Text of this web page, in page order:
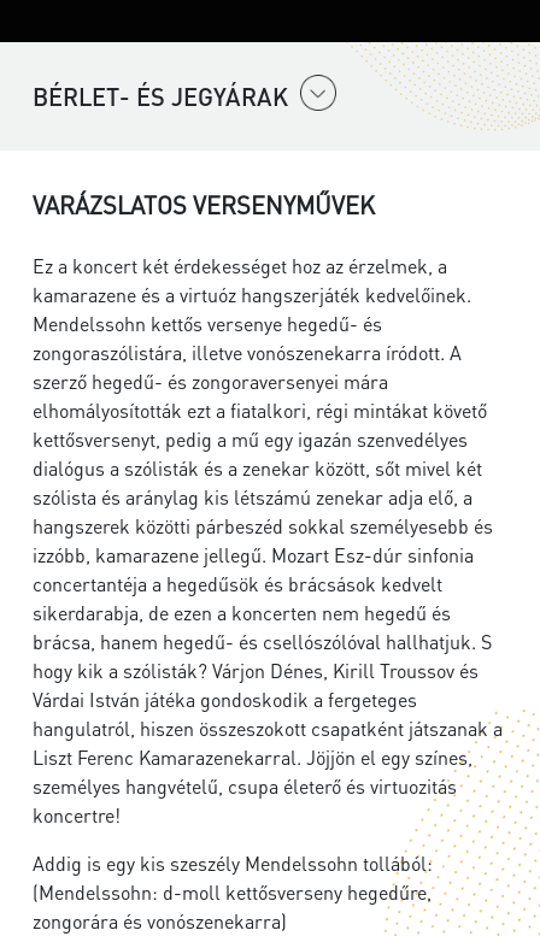
BÉRLET- ÉS JEGYÁRAK
VARÁZSLATOS VERSENYMŰVEK
Ez a koncert két érdekességet hoz az érzelmek, a
kamarazene és a virtuóz hangszerjáték kedvelőinek.
Mendelssohn kettős versenye hegedű- és
zongoraszólistára, illetve vonószenekarra íródott. A
szerző hegedű- és zongoraversenyei mára
elhomályosították ezt a fiatalkori, régi mintákat követő
kettősversenyt, pedig a mű egy igazán szenvedélyes
dialógus a szólisták és a zenekar között, sőt mivel két
szólista és aránylag kis létszámú zenekar adja elő, a
hangszerek közötti párbeszéd sokkal személyesebb és
izzóbb, kamarazene jellegű. Mozart Esz-dúr sinfonia
concertantéja a hegedűsök és brácsások kedvelt
sikerdarabja, de ezen a koncerten nem hegedű és
brácsa, hanem hegedű- és csellószólóval hallhatjuk. S
hogy kik a szólisták? Várjon Dénes, Kirill Troussov és
Várdai István játéka gondoskodik a fergeteges
hangulatról, hiszen összeszokott csapatként játszanak a
Liszt Ferenc Kamarazenekarral. Jöjjön el egy színes,
személyes hangvételű, csupa életerő és virtuozitás
koncertre!
Addig is egy kis szeszély Mendelssohn tollából:
(Mendelssohn: d-moll kettősverseny hegedűre,
zongorára és vonószenekarra)